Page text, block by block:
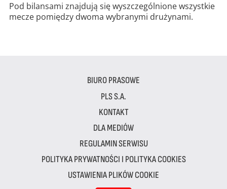
Pod bilansami znajdują się wyszczególnione wszystkie
mecze pomiędzy dwoma wybranymi drużynami.
BIURO PRASOWE
PLS S.A.
KONTAKT
DLA MEDIÓW
REGULAMIN SERWISU
POLITYKA PRYWATNOŚCI I POLITYKA COOKIES
USTAWIENIA PLIKÓW COOKIE